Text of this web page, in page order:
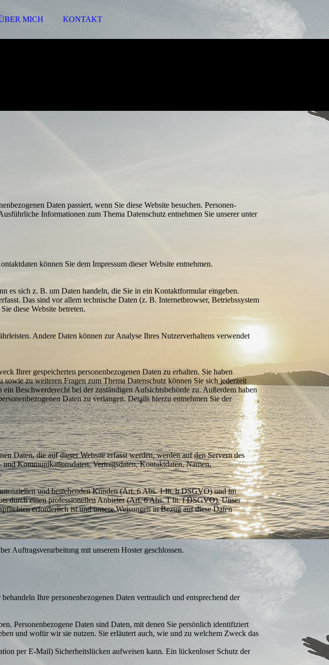
MICH KONTAKT
Daten passiert, wenn Sie diese Website besuchen. Personen­
Informationen zum Thema Datenschutz entnehmen Sie unserer unter
können Sie dem Impressum dieser Website entnehmen.
es sich z. B. um Daten handeln, die Sie in ein Kontaktformular eingeben.
Das sind vor allem technische Daten (z. B. Internetbrowser, Betriebssystem
diese Website betreten.
Andere Daten können zur Analyse Ihres Nutzerverhaltens verwendet
Ihrer gespeicherten personen­bezogenen Daten zu erhalten. Sie haben
zu weiteren Fragen zum Thema Daten­schutz können Sie sich jederzeit
Beschwerde­recht bei der zuständigen Aufsichts­behörde zu. Außerdem haben
Daten zu verlangen. Details hierzu entnehmen Sie der
Daten, die auf dieser Website erfasst werden, werden auf den Servern des
Kommunikations­daten, Vertragsdaten, Kontaktdaten, Namen,
und bestehenden Kunden (Art. 6 Abs. 1 lit. b DSGVO) und im
durch einen professio­nellen Anbieter (Art. 6 Abs. 1 lit. f DSGVO). Unser
erforder­lich ist und unsere Weisungen in Bezug auf diese Daten
Auftragsverarbeitung mit unserem Hoster geschlossen.
Ihre personen­bezogenen Daten vertraulich und entsprechend der
Personen­bezogene Daten sind Daten, mit denen Sie persönlich identifiziert
und wofür wir sie nutzen. Sie erläutert auch, wie und zu welchem Zweck das
per E-Mail) Sicherheits­lücken aufweisen kann. Ein lücken­loser Schutz der